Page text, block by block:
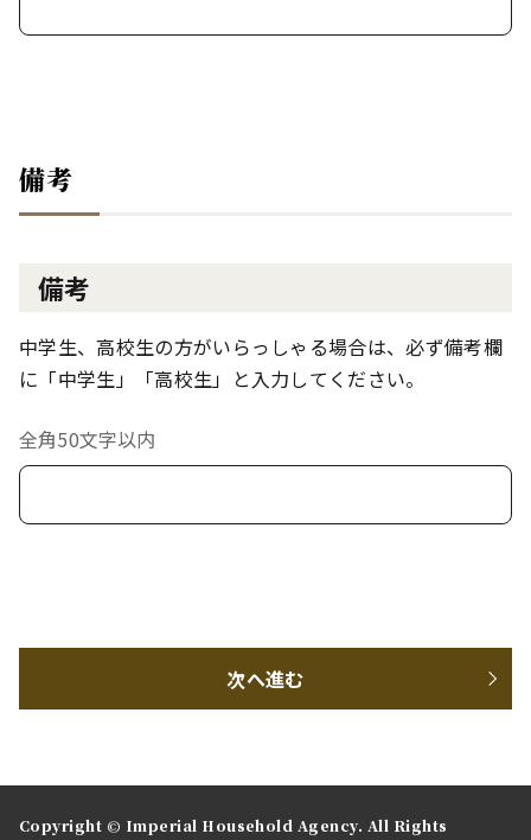
備考
備考
中学生、高校生の方がいらっしゃる場合は、必ず備考欄
に「中学生」「高校生」と入力してください。
全角50文字以内
次へ進む
Copyright © Imperial Household Agency. All Rights